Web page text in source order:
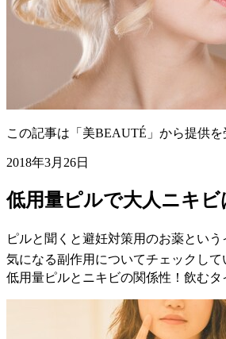
この記事は「美BEAUTÉ」から提供
2018年3月26日
低用量ピルで大人ニキ
ピルと聞くと避妊対策用のお薬とい
気になる副作用についてチェックして
低用量ピルとニキビの関係性！飲むタ